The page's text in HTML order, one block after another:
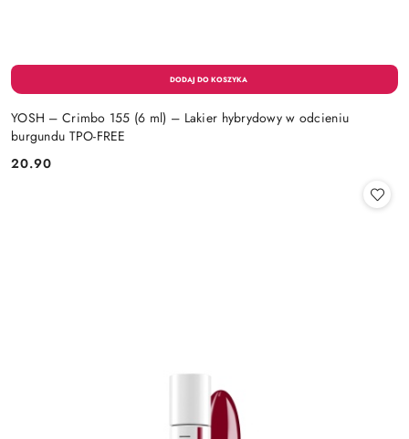
YOSH – Crimbo 155 (6 ml) – Lakier hybrydowy w odcieniu
burgundu TPO-FREE
Cena:
20.90